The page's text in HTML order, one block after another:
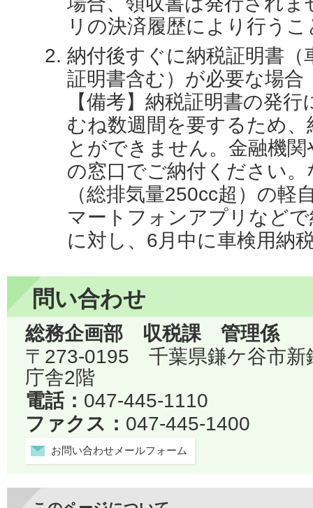
リの決済履歴により行う
納付後すぐに納税証明書（
証明書含む）が必要な場合
【備考】納税証明書の発
むね数週間を要するため
とができません。金融機
の窓口でご納付ください
（総排気量250cc超）の軽
マートフォンアプリなど
に対し、6月中に車検用納
問い合わせ
総務企画部 収税課 管理係
〒273-0195 千葉県鎌ケ谷市
庁舎2階
電話： 047-445-1110
ファクス： 047-445-1400
お問い合わせメールフォーム